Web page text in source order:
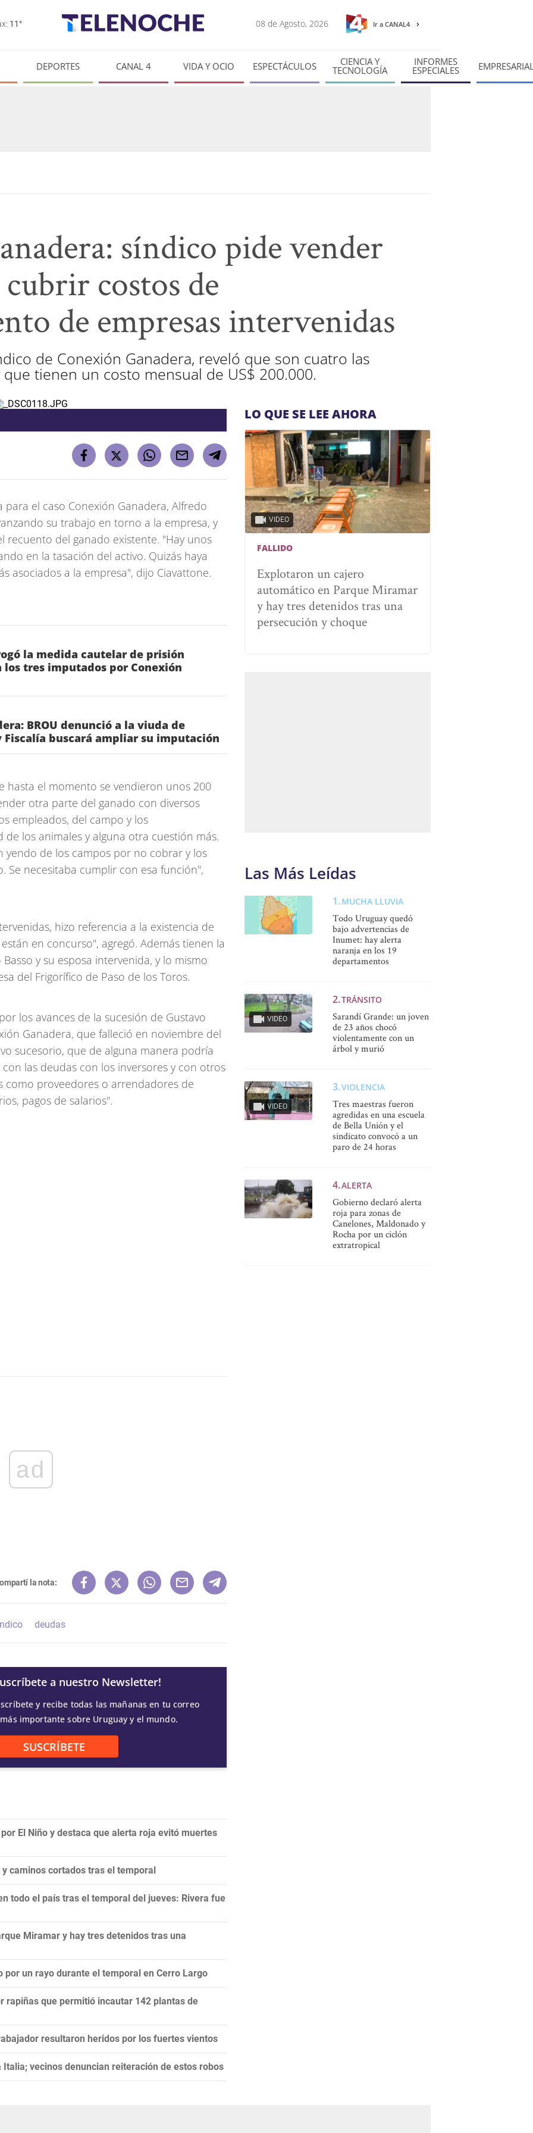
11° 08 de Agosto, 2026 Ir a CANAL4
DEPORTES CANAL 4 VIDA Y OCIO ESPECTÁCULOS CIENCIA Y
TECNOLOGÍA
INFORMES
ESPECIALES
síndico pide vender
costos de
de empresas intervenidas
de Conexión Ganadera, reveló que son cuatro las
tienen un costo mensual de US$ 200.000.
para el caso Conexión Ganadera, Alfredo
su trabajo en torno a la empresa, y
recuento del ganado existente. "Hay unos
en la tasación del activo. Quizás haya
asociados a la empresa", dijo Ciavattone.
la medida cautelar de prisión
tres imputados por Conexión
BROU denunció a la viuda de
Fiscalía buscará ampliar su imputación
hasta el momento se vendieron unos 200
otra parte del ganado con diversos
empleados, del campo y los
los animales y alguna otra cuestión más.
yendo de los campos por no cobrar y los
Se necesitaba cumplir con esa función",
hizo referencia a la existencia de
en concurso", agregó. Además tienen la
y su esposa intervenida, y lo mismo
del Frigorífico de Paso de los Toros.
los avances de la sucesión de Gustavo
Ganadera, que falleció en noviembre del
sucesorio, que de alguna manera podría
las deudas con los inversores y con otros
como proveedores o arrendadores de
pagos de salarios".
ad
la nota:
deudas
a nuestro Newsletter!
y recibe todas las mañanas en tu correo
importante sobre Uruguay y el mundo.
SUSCRÍBETE
El Niño y destaca que alerta roja evitó muertes
caminos cortados tras el temporal
todo el país tras el temporal del jueves: Rivera fue
Miramar y hay tres detenidos tras una
un rayo durante el temporal en Cerro Largo
rapiñas que permitió incautar 142 plantas de
resultaron heridos por los fuertes vientos
vecinos denuncian reiteración de estos robos
LO QUE SE LEE AHORA
VIDEO
FALLIDO
Explotaron un cajero
automático en Parque Miramar
y hay tres detenidos tras una
persecución y choque
Las Más Leídas
MUCHA LLUVIA
Todo Uruguay quedó
bajo advertencias de
Inumet: hay alerta
naranja en los 19
departamentos
VIDEO
TRÁNSITO
Sarandí Grande: un joven
de 23 años chocó
violentamente con un
árbol y murió
VIDEO
VIOLENCIA
Tres maestras fueron
agredidas en una escuela
de Bella Unión y el
sindicato convocó a un
paro de 24 horas
ALERTA
Gobierno declaró alerta
roja para zonas de
Canelones, Maldonado y
Rocha por un ciclón
extratropical